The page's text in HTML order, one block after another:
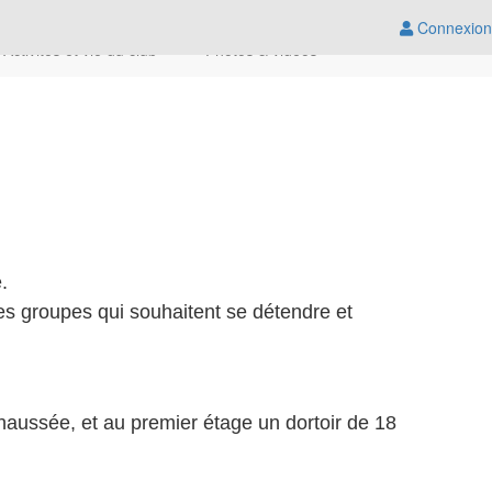
Connexion
Activités et vie du club
Photos & vidéos
groupes qui souhaitent se détendre et
et au premier étage un dortoir de 18